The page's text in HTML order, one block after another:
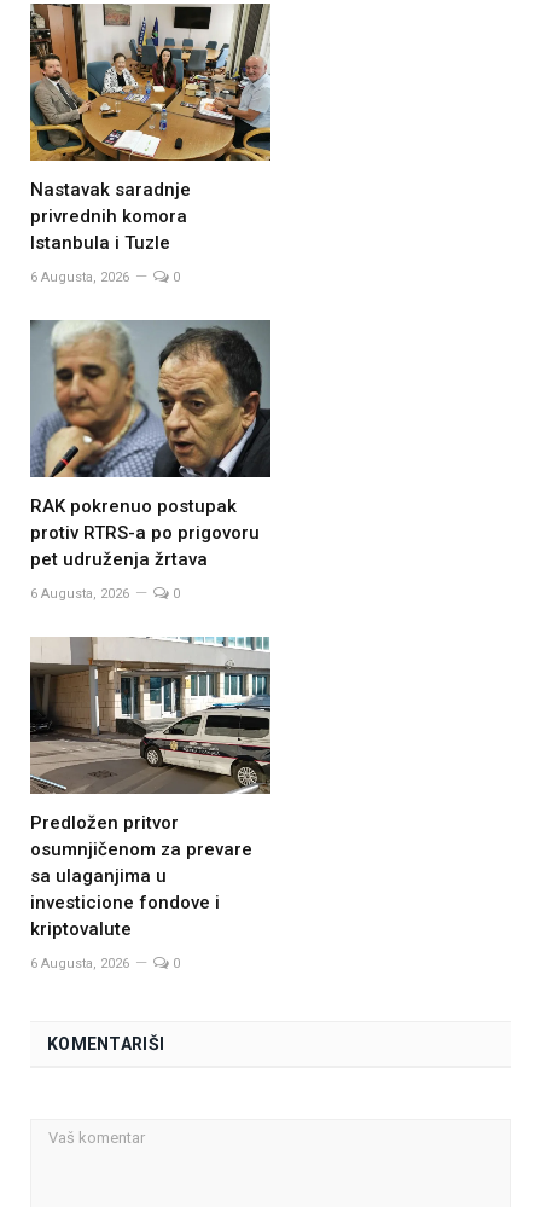
Nastavak saradnje
privrednih komora
Istanbula i Tuzle
6 Augusta, 2026 0
RAK pokrenuo postupak
protiv RTRS-a po prigovoru
pet udruženja žrtava
6 Augusta, 2026 0
Predložen pritvor
osumnjičenom za prevare
sa ulaganjima u
investicione fondove i
kriptovalute
6 Augusta, 2026 0
KOMENTARIŠI